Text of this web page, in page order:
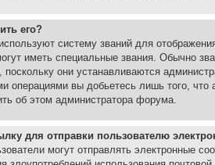
его?
систему званий для
иметь специальные звания. Обычно
поскольку они устанавливаются
операциями вы добьетесь лишь того,
об этом администратора форума.
для отправки пользователю
могут отправлять